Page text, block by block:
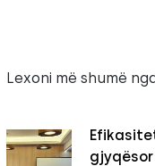
Lexoni më shumë
gjyqësor